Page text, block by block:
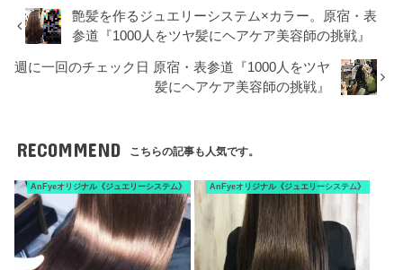
艶髪を作るジュエリーシステム×カラー。原宿・表
参道『1000人をツヤ髪にヘアケア美容師の挑戦』
週に一回のチェック日 原宿・表参道『1000人をツヤ
髪にヘアケア美容師の挑戦』
RECOMMEND こちらの記事も人気です。
AnFyeオリジナル《ジュエリーシステム》 AnFyeオリジナル《ジュエリーシステム》